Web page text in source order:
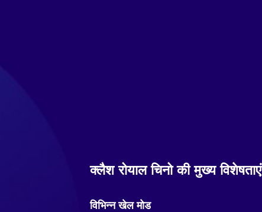
क्लैश रोयाल चिनो की मुख्य विशेषताएं
विभिन्न खेल मोड